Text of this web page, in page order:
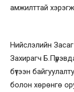
амжилттай
Нийслэлийн
Захирагч
бүтээн
болон хөрөнгө